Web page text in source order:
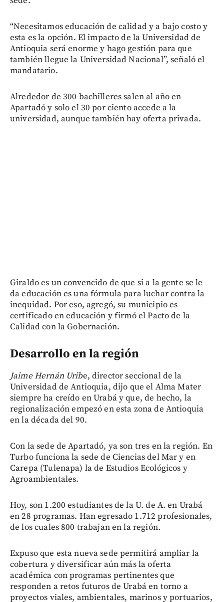
“Necesitamos educación de calidad y a bajo costo y
esta es la opción. El impacto de la Universidad de
Antioquia será enorme y hago gestión para que
también llegue la Universidad Nacional”, señaló el
mandatario.
Alrededor de 300 bachilleres salen al año en
Apartadó y solo el 30 por ciento accede a la
universidad, aunque también hay oferta privada.
Giraldo es un convencido de que si a la gente se le
da educación es una fórmula para luchar contra la
inequidad. Por eso, agregó, su municipio es
certificado en educación y firmó el Pacto de la
Calidad con la Gobernación.
Desarrollo en la región
Jaime Hernán Uribe, director seccional de la
Universidad de Antioquia, dijo que el Alma Mater
siempre ha creído en Urabá y que, de hecho, la
regionalización empezó en esta zona de Antioquia
en la década del 90.
Con la sede de Apartadó, ya son tres en la región. En
Turbo funciona la sede de Ciencias del Mar y en
Carepa (Tulenapa) la de Estudios Ecológicos y
Agroambientales.
Hoy, son 1.200 estudiantes de la U. de A. en Urabá
en 28 programas. Han egresado 1.712 profesionales,
de los cuales 800 trabajan en la región.
Expuso que esta nueva sede permitirá ampliar la
cobertura y diversificar aún más la oferta
académica con programas pertinentes que
responden a retos futuros de Urabá en torno a
proyectos viales, ambientales, marinos y portuarios,